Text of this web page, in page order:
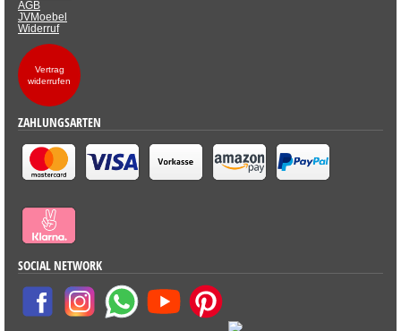
AGB
JVMoebel
Widerruf
Vertrag
widerrufen
ZAHLUNGSARTEN
SOCIAL NETWORK